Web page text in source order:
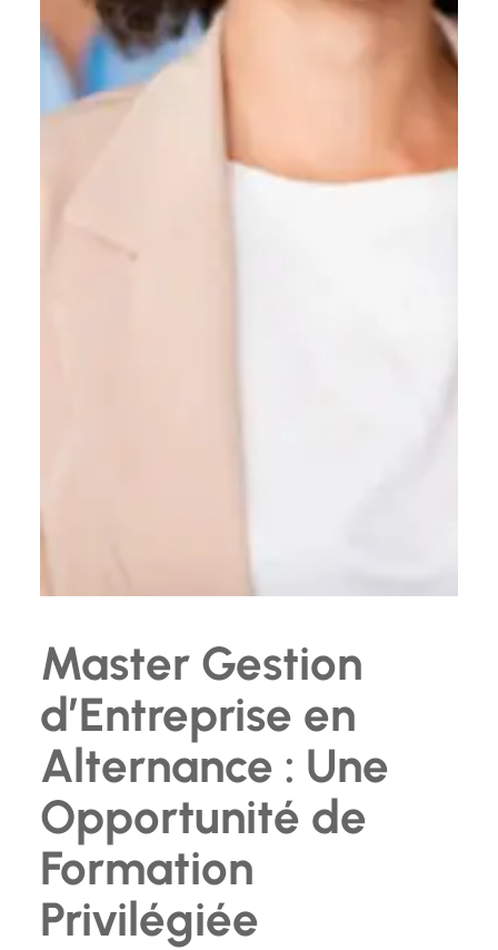
Master Gestion
d’Entreprise en
Alternance : Une
Opportunité de
Formation
Privilégiée